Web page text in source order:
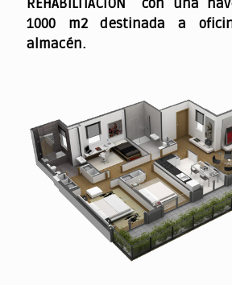
REHABILITACIÓN con una
1000 m2 destinada a
almacén.